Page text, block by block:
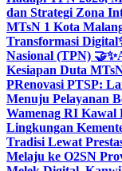
dan Strategi Zona
MTsN 1 Kota
Transformasi Digital
Nasional (TPN) 🤝✨
Kesiapan Duta
PRenovasi PTSP:
Menuju Pelayanan
Wamenag RI
Lingkungan
Tradisi Lewat
Melaju ke O2SN